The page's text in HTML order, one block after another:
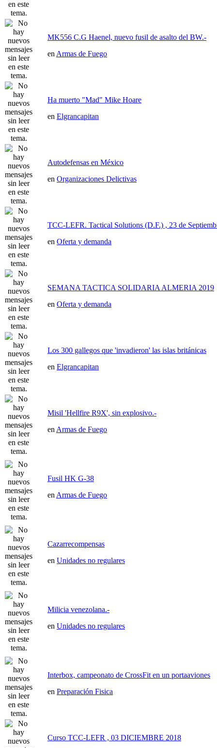
MK556 C.G Haenel, nuevo fusil de asalto del BW.-
en Armas de Fuego
Ha muerto "Mad" Mike Hoare
en Elgrancapitan
Autodefensas en México
en Organizaciones Delictivas
TCC-LEFR. Tactical Solutions (D.F.) , 23 de
en Oferta y demanda
SEMANA TACTICA SOLIDARIA ALMERIA 2019
en Oferta y demanda
Los 300 gallegos que 'invadieron' las islas británicas
en Elgrancapitan
Misil 'Hellfire R9X', sin explosivo.-
en Armas de Fuego
Fusil HK G-38
en Armas de Fuego
Cazarrecompensas
en Unidades no regulares
Milicia venezolana.-
en Unidades no regulares
Interbox, campeonato de CrossFit en un portaaviones
en Preparación Fisica
Curso TCC-LEFR , 03 DICIEMBRE 2018